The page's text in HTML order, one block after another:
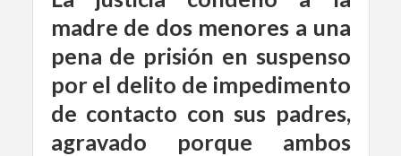
madre de dos menores a una
pena de prisión en suspenso
por el delito de impedimento
de contacto con sus padres,
agravado porque ambos